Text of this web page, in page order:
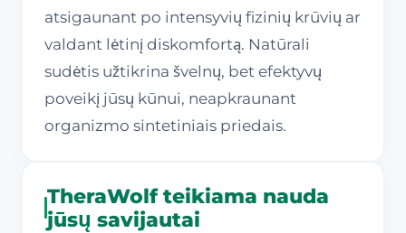
atsigaunant po intensyvių fizinių krūvių ar
valdant lėtinį diskomfortą. Natūrali
sudėtis užtikrina švelnų, bet efektyvų
poveikį jūsų kūnui, neapkraunant
organizmo sintetiniais priedais.
TheraWolf teikiama nauda
jūsų savijautai